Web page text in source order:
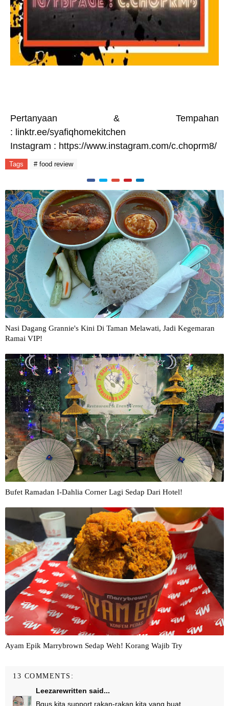
Pertanyaan & Tempahan
: linktr.ee/syafiqhomekitchen
Instagram : https://www.instagram.com/c.choprm8/
Tags # food review
Nasi Dagang Grannie's Kini Di Taman Melawati, Jadi Kegemaran
Ramai VIP!
Bufet Ramadan I-Dahlia Corner Lagi Sedap Dari Hotel!
Ayam Epik Marrybrown Sedap Weh! Korang Wajib Try
13 COMMENTS:
Leezarewritten said...
Bgus kita support rakan-rakan kita yang buat